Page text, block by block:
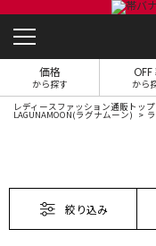
価格
から探す
OFF
から
レディースファッション通販トップ
LAGUNAMOON(ラグナムーン)
絞り込み